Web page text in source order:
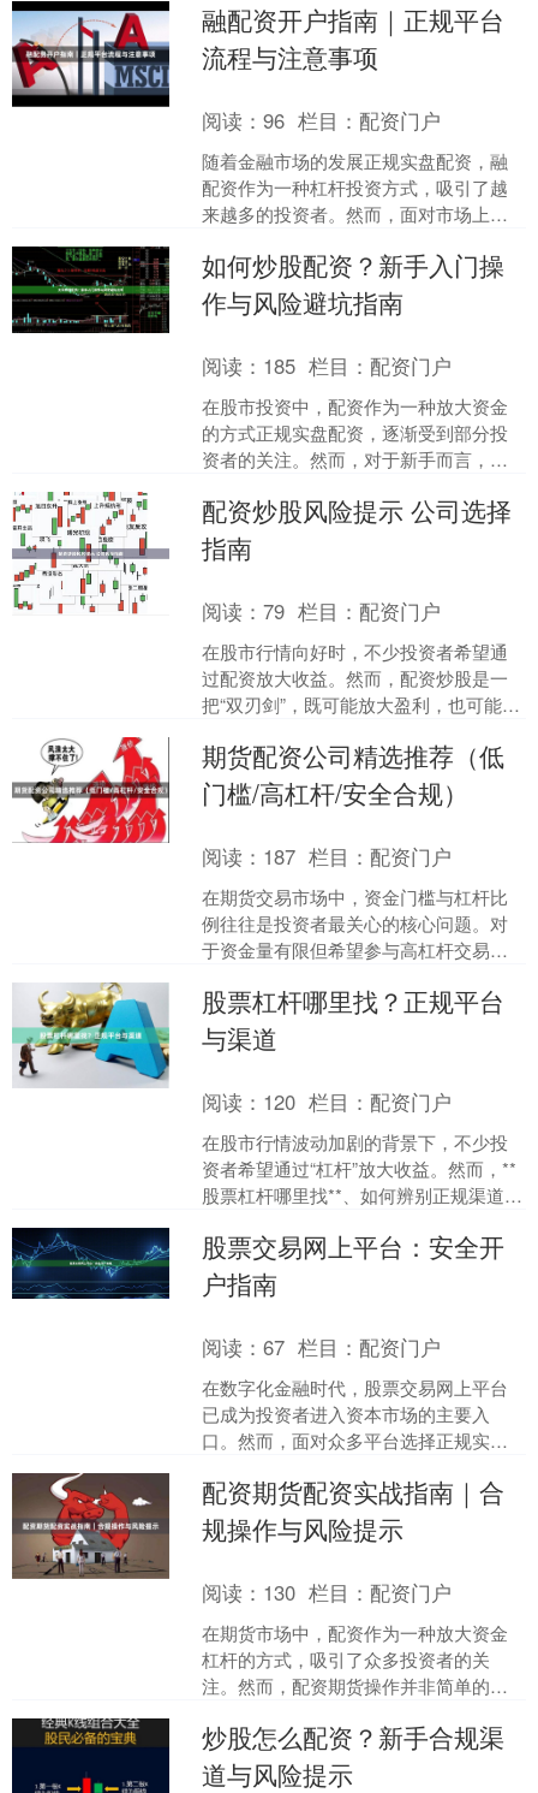
融配资开户指南｜正规平台
流程与注意事项
阅读：96 栏目：配资门户
随着金融市场的发展正规实盘配资，融
配资作为一种杠杆投资方式，吸引了越
来越多的投资者。然而，面对市场上众
开户，成为许多新手关注的....
如何炒股配资？新手入门操
作与风险避坑指南
阅读： 185 栏目：配资门户
在股市投资中，配资作为一种放大资金
的方式正规实盘配资，逐渐受到部分投
资者的关注。然而，对于新手而言，如
何规避潜在风险，是必须掌....
配资炒股风险提示 公司选择
指南
阅读：79 栏目：配资门户
在股市行情向好时，不少投资者希望通
过配资放大收益。然而，配资炒股是一
把“双刃剑”，既可能放大盈利，也可能加
风险，并提供公司选择....
期货配资公司精选推荐（低
门槛/高杠杆/安全合规）
阅读： 187 栏目：配资门户
在期货交易市场中，资金门槛与杠杆比
例往往是投资者最关心的核心问题。对
于资金量有限但希望参与高杠杆交易的
公司至关重要。本文将围绕....
股票杠杆哪里找？正规平台
与渠道
阅读： 120 栏目：配资门户
在股市行情波动加剧的背景下，不少投
资者希望通过“杠杆”放大收益。然而，**
股票杠杆哪里找**、如何辨别正规渠道，
本文将从合规性....
股票交易网上平台：安全开
户指南
阅读：67 栏目：配资门户
在数字化金融时代，股票交易网上平台
已成为投资者进入资本市场的主要入
口。然而，面对众多平台选择正规实盘
位新手投资者必须掌握的基础....
配资期货配资实战指南｜合
规操作与风险提示
阅读： 130 栏目：配资门户
在期货市场中，配资作为一种放大资金
杠杆的方式，吸引了众多投资者的关
注。然而，配资期货操作并非简单的资
实战策略等多个层面。本文旨....
炒股怎么配资？新手合规渠
道与风险提示